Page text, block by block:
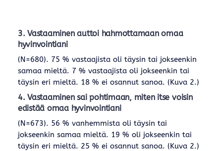
3. Vastaaminen auttoi hahmottamaan omaa
hyvinvointiani
(N=680). 75 % vastaajista oli täysin tai jokseenkin
samaa mieltä. 7 % vastaajista oli jokseenkin tai
täysin eri mieltä. 18 % ei osannut sanoa. (Kuva 2.)
4. Vastaaminen sai pohtimaan, miten itse voisin
edistää omaa hyvinvointiani
(N=673). 56 % vanhemmista oli täysin tai
jokseenkin samaa mieltä. 19 % oli jokseenkin tai
täysin eri mieltä. 25 % ei osannut sanoa. (Kuva 2.)